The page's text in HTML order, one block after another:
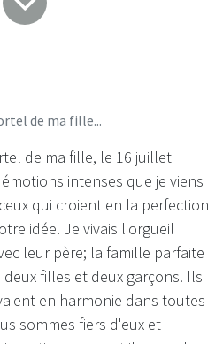
de ma fille...
de ma fille, le 16 juillet
intenses que je viens
qui croient en la perfection
idée. Je vivais l'orgueil
leur père; la famille parfaite
filles et deux garçons. Ils
en harmonie dans toutes
sommes fiers d'eux et